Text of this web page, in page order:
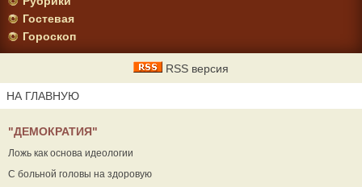
Гостевая
Гороскоп
RSS версия
НА ГЛАВНУЮ
"ДЕМОКРАТИЯ"
Ложь как основа идеологии
С больной головы на здоровую